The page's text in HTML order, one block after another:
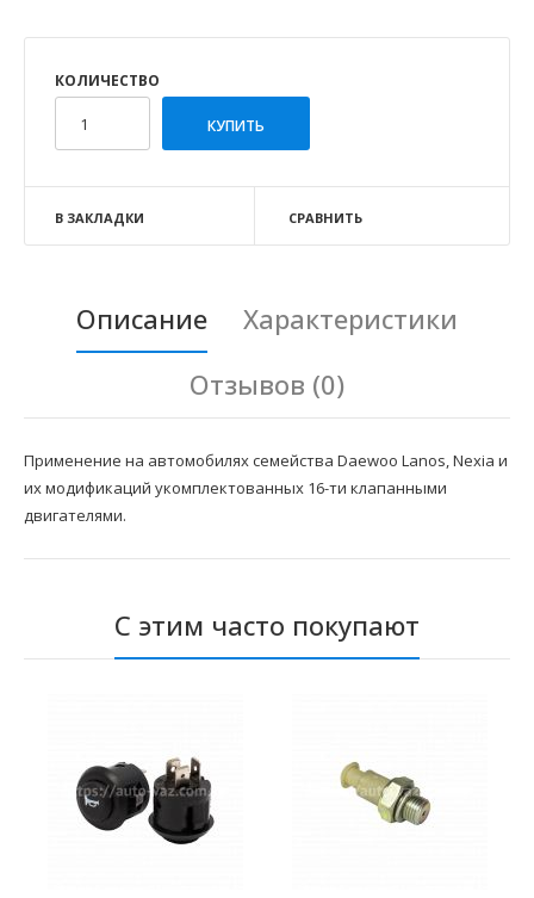
КОЛИЧЕСТВО
В ЗАКЛАДКИ СРАВНИТЬ
Описание
Характеристики
Отзывов (0)
Применение на автомобилях семейства Daewoo Lanos, Nexia и
их модификаций укомплектованных 16-ти клапанными
двигателями.
С этим часто покупают